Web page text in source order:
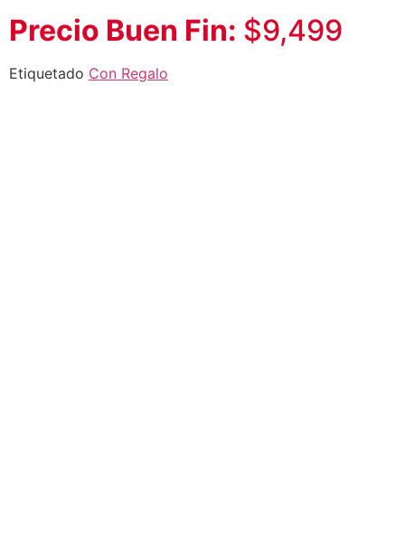
Precio Buen Fin: $9,499
Etiquetado Con Regalo